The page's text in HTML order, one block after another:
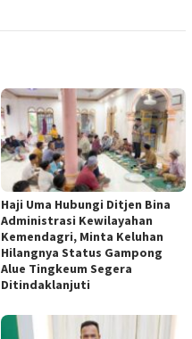
Haji Uma Hubungi Ditjen Bina
Administrasi Kewilayahan
Kemendagri, Minta Keluhan
Hilangnya Status Gampong
Alue Tingkeum Segera
Ditindaklanjuti